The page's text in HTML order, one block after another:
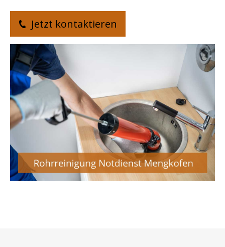
Jetzt kontaktieren